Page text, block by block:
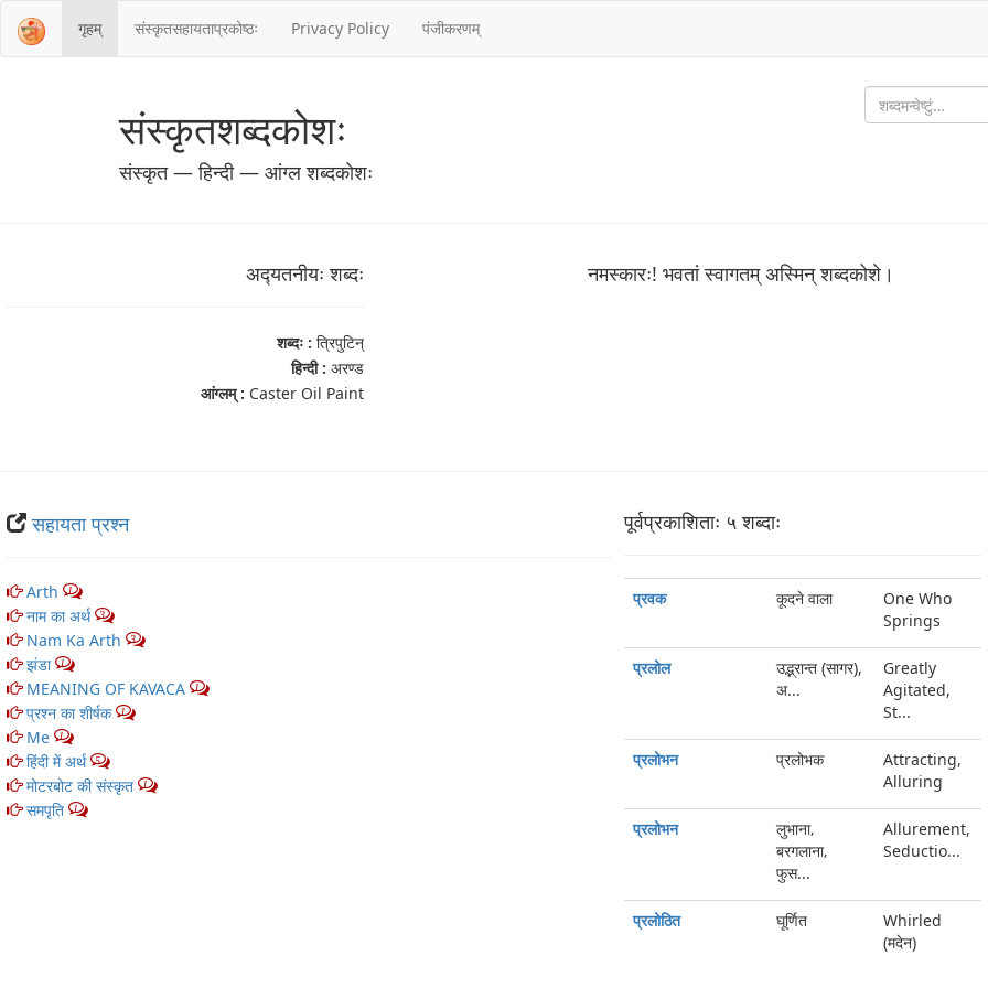
गृहम् संस्‍कृतसहायताप्रकोष्‍ठः Privacy Policy पंजीकरणम्
संस्‍कृतशब्‍दकोशः
संस्‍कृत — हिन्दी — आंग्ल शब्‍दकोशः
अद्‍यतनीयः शब्‍दः
शब्‍दः : त्रिपुटिन्
हिन्दी : अरण्ड
आंग्‍लम् : Caster Oil Paint
नमस्कारः! भवतां स्वागतम् अस्मिन् शब्‍दकोशे।
सहायता प्रश्न
Arth 1
नाम का अर्थ 3
Nam Ka Arth 3
झंडा 1
MEANING OF KAVACA 1
प्रश्न का शीर्षक 1
Me 1
हिंदी में अर्थ 5
मोटरबोट की संस्कृत 1
समपृति 1
पूर्वप्रकाशिताः ५ शब्‍दाः
प्रवक कूदने वाला
One Who
Springs
प्रलोल
उद्भ्रान्त (सागर),
अ...
Greatly
Agitated,
St...
प्रलोभन प्रलोभक
Attracting,
Alluring
प्रलोभन
लुभाना‚
बरगलाना‚
फुस...
Allurement,
Seductio...
प्रलोठित घूर्णित
Whirled
(मदेन)